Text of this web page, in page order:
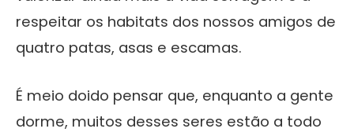
respeitar os habitats dos nossos amigos de
quatro patas, asas e escamas.
É meio doido pensar que, enquanto a gente
dorme, muitos desses seres estão a todo